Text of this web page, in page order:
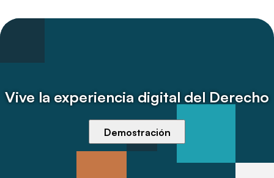
Vive la experiencia digital del Derecho
Demostración